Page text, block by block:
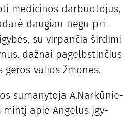
me­di­ci­nos dar­buo­to­jus,
dau­giau ne­gu pri­
su vir­pan­čia šir­di­mi
daž­nai pa­gelbs­tin­čius
va­lios žmo­nes.
su­ma­ny­to­ja A.Nar­kū­nie­
min­tį apie An­ge­lus įgy­